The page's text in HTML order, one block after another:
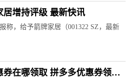
居增持评级 最新快讯
称，给予箭牌家居（001322 SZ，最新
在哪领取 拼多多优惠券领取